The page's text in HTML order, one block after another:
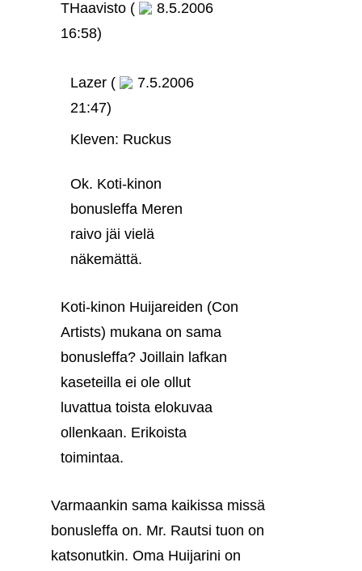
THaavisto (
8.5.2006
16:58)
Lazer (
7.5.2006
21:47)
Kleven: Ruckus
Ok. Koti-kinon
bonusleffa Meren
raivo jäi vielä
näkemättä.
Koti-kinon Huijareiden (Con
Artists) mukana on sama
bonusleffa? Joillain lafkan
kaseteilla ei ole ollut
luvattua toista elokuvaa
ollenkaan. Erikoista
toimintaa.
Varmaankin sama kaikissa missä
bonusleffa on. Mr. Rautsi tuon on
katsonutkin. Oma Huijarini on